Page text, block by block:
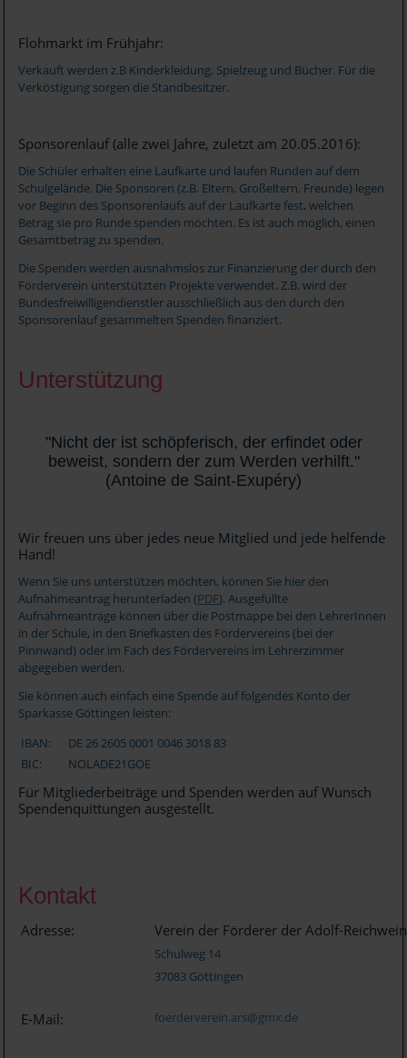
Flohmarkt im Frühjahr:
Verkauft werden z.B Kinderkleidung, Spielzeug und Bücher. Für die
Verköstigung sorgen die Standbesitzer.
Sponsorenlauf (alle zwei Jahre, zuletzt am 20.05.2016):
Die Schüler erhalten eine Laufkarte und laufen Runden auf dem
Schulgelände. Die Sponsoren (z.B. Eltern, Großeltern, Freunde) legen
vor Beginn des Sponsorenlaufs auf der Laufkarte fest, welchen
Betrag sie pro Runde spenden möchten. Es ist auch möglich, einen
Gesamtbetrag zu spenden.
Die Spenden werden ausnahmslos zur Finanzierung der durch den
Förderverein unterstützten Projekte verwendet. Z.B. wird der
Bundesfreiwilligendienstler ausschließlich aus den durch den
Sponsorenlauf gesammelten Spenden finanziert.
Unterstützung
"Nicht der ist schöpferisch, der erfindet oder
beweist, sondern der zum Werden verhilft."
(Antoine de Saint-Exupéry)
Wir freuen uns über jedes neue Mitglied und jede helfende
Hand!
Wenn Sie uns unterstützen möchten, können Sie hier den
Aufnahmeantrag herunterladen (PDF). Ausgefüllte
Aufnahmeanträge können über die Postmappe bei den LehrerInnen
in der Schule, in den Briefkasten des Fördervereins (bei der
Pinnwand) oder im Fach des Fördervereins im Lehrerzimmer
abgegeben werden.
Sie können auch einfach eine Spende auf folgendes Konto der
Sparkasse Göttingen leisten:
IBAN:
DE 26 2605 0001 0046 3018 83
BIC:
NOLADE21GOE
Für Mitgliederbeiträge und Spenden werden auf Wunsch
Spendenquittungen ausgestellt.
Kontakt
Adresse: Verein der Förderer der Adolf-
Schulweg 14
37083 Göttingen
E-Mail: foerderverein.ars@gmx.de